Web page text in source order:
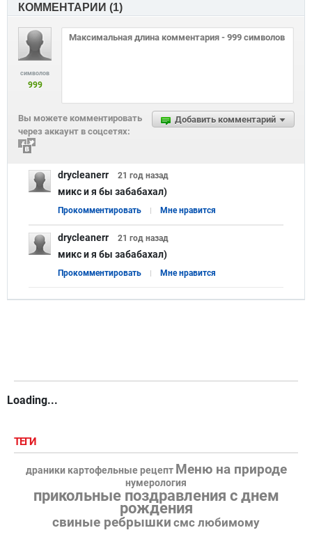
КОММЕНТАРИИ (1)
символов
999
Добавить комментарий
Вы можете комментировать
через аккаунт в соцсетях:
drycleanerr 21 год назад
микс и я бы забабахал)
Прокомментировать Мне нравится
drycleanerr 21 год назад
микс и я бы забабахал)
Прокомментировать Мне нравится
Loading...
ТЕГИ
драники картофельные рецепт Меню на природе
нумерология
прикольные поздравления с днем
рождения
свиные ребрышки смс любимому